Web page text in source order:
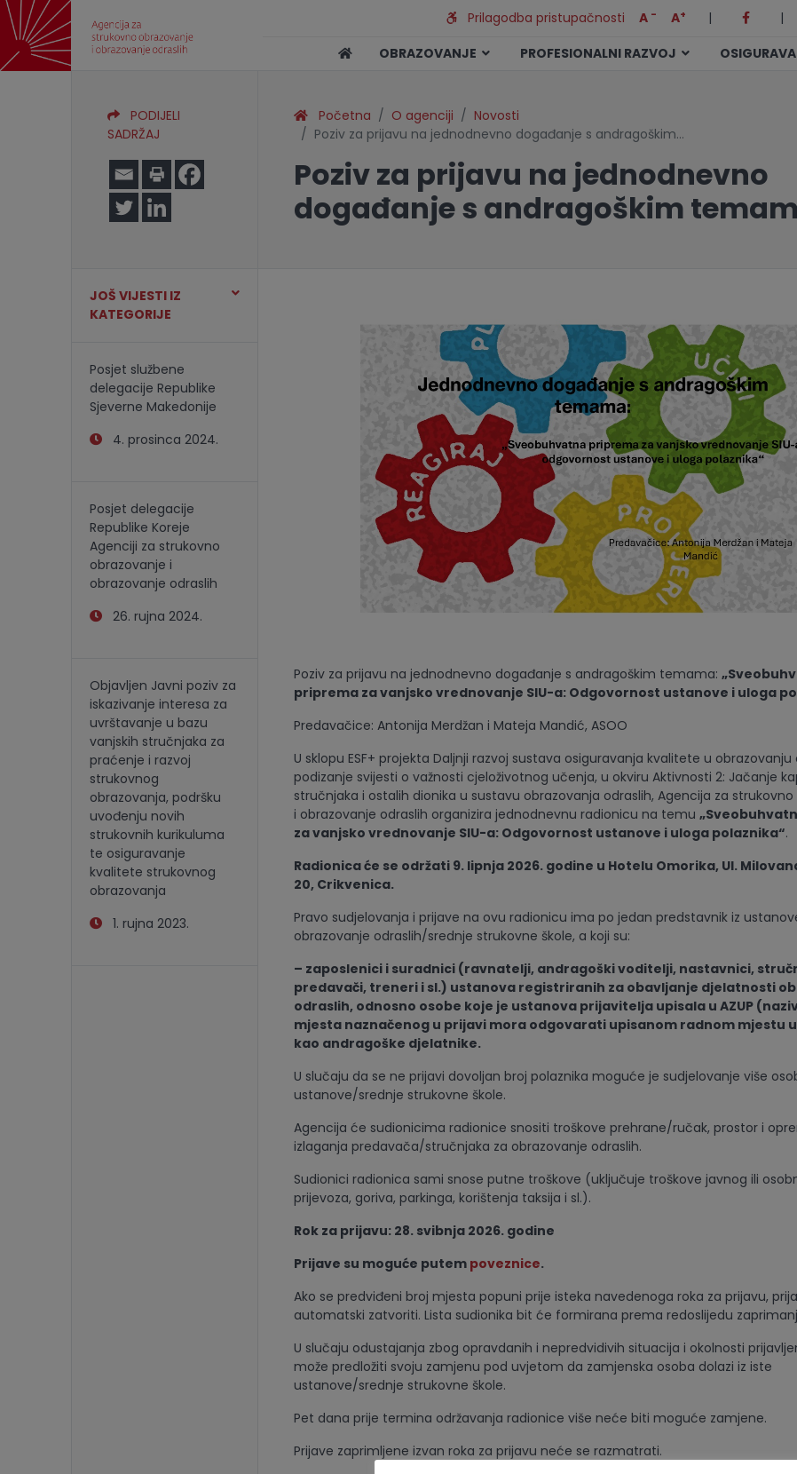
Prilagodba pristupačnosti A - A+ | |
OBRAZOVANJE
PROFESIONALNI RAZVOJ
PODIJELI
SADRŽAJ
Početna O agenciji
Novosti
Poziv za prijavu na jednodnevno događanje s andragoškim…
Poziv za prijavu na jednodnevno
događanje s andragoškim
JOŠ VIJESTI IZ
KATEGORIJE
Posjet službene
delegacije Republike
Sjeverne Makedonije
4. prosinca 2024.
Posjet delegacije
Republike Koreje
Agenciji za strukovno
obrazovanje i
obrazovanje odraslih
26. rujna 2024.
Objavljen Javni poziv za
iskazivanje interesa za
uvrštavanje u bazu
vanjskih stručnjaka za
praćenje i razvoj
strukovnog
obrazovanja, podršku
uvođenju novih
strukovnih kurikuluma
te osiguravanje
kvalitete strukovnog
obrazovanja
1. rujna 2023.
Poziv za prijavu na jednodnevno događanje s andragoškim temama:
priprema za vanjsko vrednovanje SIU-a: Odgovornost ustanove i uloga
Predavačice: Antonija Merdžan i Mateja Mandić, ASOO
U sklopu ESF+ projekta Daljnji razvoj sustava osiguravanja kvalitete u obrazovanju
podizanje svijesti o važnosti cjeloživotnog učenja, u okviru Aktivnosti 2: Jačanje
stručnjaka i ostalih dionika u sustavu obrazovanja odraslih, Agencija za
i obrazovanje odraslih organizira jednodnevnu radionicu na temu
za vanjsko vrednovanje SIU-a: Odgovornost ustanove i uloga polaznika“.
Radionica će se održati 9. lipnja 2026. godine u Hotelu Omorika, Ul.
20, Crikvenica.
Pravo sudjelovanja i prijave na ovu radionicu ima po jedan predstavnik iz
obrazovanje odraslih/srednje strukovne škole, a koji su:
– zaposlenici i suradnici (ravnatelji, andragoški voditelji, nastavnici,
predavači, treneri i sl.) ustanova registriranih za obavljanje djelatnosti
odraslih, odnosno osobe koje je ustanova prijavitelja upisala u AZUP
mjesta naznačenog u prijavi mora odgovarati upisanom radnom mjestu u
kao andragoške djelatnike.
U slučaju da se ne prijavi dovoljan broj polaznika moguće je sudjelovanje više
ustanove/srednje strukovne škole.
Agencija će sudionicima radionice snositi troškove prehrane/ručak, prostor i
izlaganja predavača/stručnjaka za obrazovanje odraslih.
Sudionici radionica sami snose putne troškove (uključuje troškove javnog ili
prijevoza, goriva, parkinga, korištenja taksija i sl.).
Rok za prijavu: 28. svibnja 2026. godine
Prijave su moguće putem poveznice.
Ako se predviđeni broj mjesta popuni prije isteka navedenoga roka za prijavu,
automatski zatvoriti. Lista sudionika bit će formirana prema redoslijedu
U slučaju odustajanja zbog opravdanih i nepredvidivih situacija i okolnosti
može predložiti svoju zamjenu pod uvjetom da zamjenska osoba dolazi iz iste
ustanove/srednje strukovne škole.
Pet dana prije termina održavanja radionice više neće biti moguće zamjene.
Prijave zaprimljene izvan roka za prijavu neće se razmatrati.